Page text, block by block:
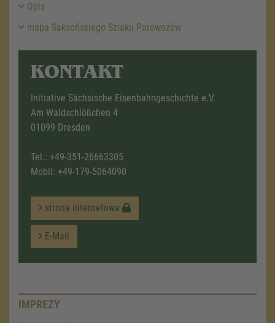
Opis
mapa Saksońskiego Szlaku Parowozów
KONTAKT
Initiative Sächsische Eisenbahngeschichte e.V.
Am Waldschlößchen 4
01099 Dresden
Tel.: +49-351-26663305
Mobil: +49-179-5064090
strona internetowa
E-Mail
IMPREZY